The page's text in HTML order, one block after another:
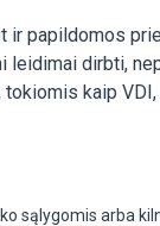
papildomos
dirbti,
kaip
sąlygomis arba